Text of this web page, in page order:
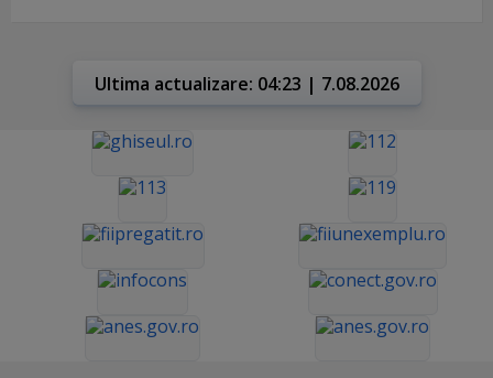
Ultima actualizare: 04:23 | 7.08.2026